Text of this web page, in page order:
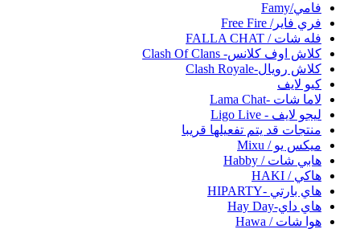
فامي/Famy
فري فاير/ Free Fire
فله شات / FALLA CHAT
كلاش اوف كلانس- Clash Of Clans
كلاش رويال-Clash Royale
كيو لايف
لاما شات -Lama Chat
ليجو لايف - Ligo Live
منتجات قد يتم تفعيلها قريبا
ميكس يو / Mixu
هابي شات / Habby
هاكي / HAKI
هاي بارتي -HIPARTY
هاي داي-Hay Day
هوا شات / Hawa